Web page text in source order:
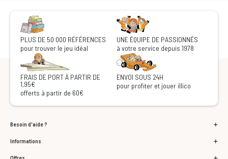
PLUS DE 50 000 RÉFÉRENCES
pour trouver le jeu idéal
UNE ÉQUIPE DE PASSIONNÉS
à votre service depuis 1978
FRAIS DE PORT À PARTIR DE
1,95€
offerts à partir de 60€
ENVOI SOUS 24H
pour profiter et jouer illico
Besoin d'aide ?
Informations